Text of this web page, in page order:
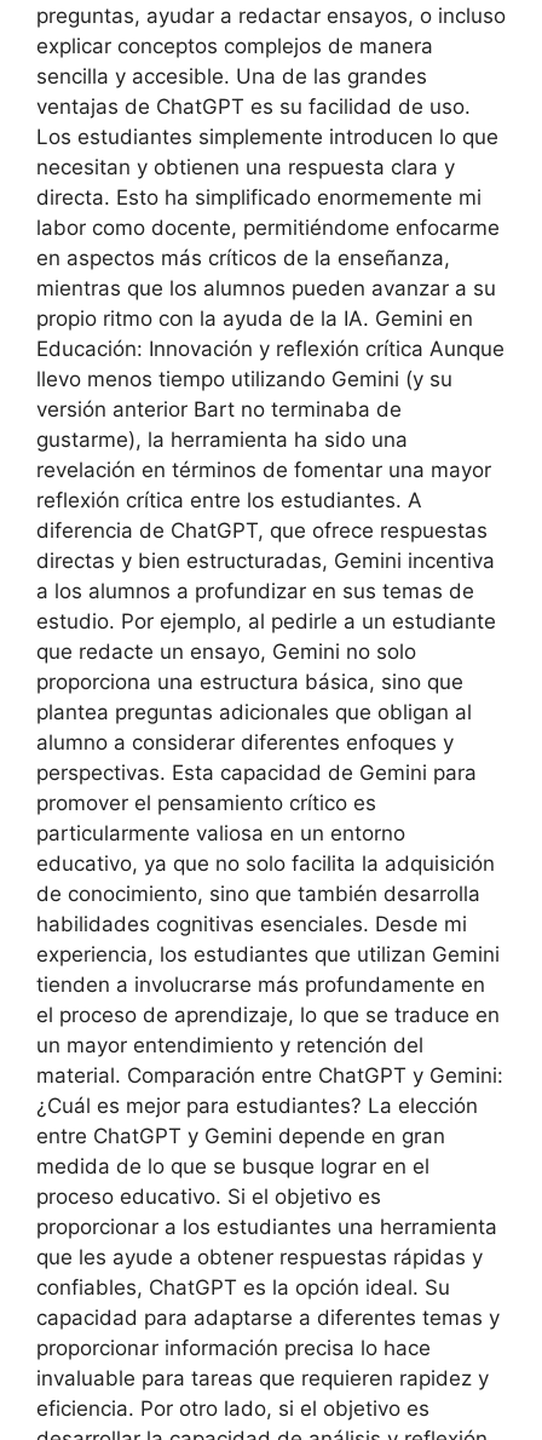
preguntas, ayudar a redactar ensayos, o incluso
explicar conceptos complejos de manera
sencilla y accesible. Una de las grandes
ventajas de ChatGPT es su facilidad de uso.
Los estudiantes simplemente introducen lo que
necesitan y obtienen una respuesta clara y
directa. Esto ha simplificado enormemente mi
labor como docente, permitiéndome enfocarme
en aspectos más críticos de la enseñanza,
mientras que los alumnos pueden avanzar a su
propio ritmo con la ayuda de la IA. Gemini en
Educación: Innovación y reflexión crítica Aunque
llevo menos tiempo utilizando Gemini (y su
versión anterior Bart no terminaba de
gustarme), la herramienta ha sido una
revelación en términos de fomentar una mayor
reflexión crítica entre los estudiantes. A
diferencia de ChatGPT, que ofrece respuestas
directas y bien estructuradas, Gemini incentiva
a los alumnos a profundizar en sus temas de
estudio. Por ejemplo, al pedirle a un estudiante
que redacte un ensayo, Gemini no solo
proporciona una estructura básica, sino que
plantea preguntas adicionales que obligan al
alumno a considerar diferentes enfoques y
perspectivas. Esta capacidad de Gemini para
promover el pensamiento crítico es
particularmente valiosa en un entorno
educativo, ya que no solo facilita la adquisición
de conocimiento, sino que también desarrolla
habilidades cognitivas esenciales. Desde mi
experiencia, los estudiantes que utilizan Gemini
tienden a involucrarse más profundamente en
el proceso de aprendizaje, lo que se traduce en
un mayor entendimiento y retención del
material. Comparación entre ChatGPT y Gemini:
¿Cuál es mejor para estudiantes? La elección
entre ChatGPT y Gemini depende en gran
medida de lo que se busque lograr en el
proceso educativo. Si el objetivo es
proporcionar a los estudiantes una herramienta
que les ayude a obtener respuestas rápidas y
confiables, ChatGPT es la opción ideal. Su
capacidad para adaptarse a diferentes temas y
proporcionar información precisa lo hace
invaluable para tareas que requieren rapidez y
eficiencia. Por otro lado, si el objetivo es